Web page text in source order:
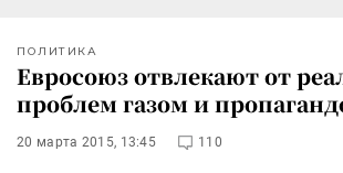
ПОЛИТИКА
Евросоюз отвлекают от
проблем газом и
20 марта 2015, 13:45 110